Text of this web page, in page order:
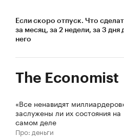
Если скоро отпуск. Что
за месяц, за 2 недели, за 3 дня
него
The Economist
«Все ненавидят
заслужены ли их состояния на
самом деле
Про: деньги